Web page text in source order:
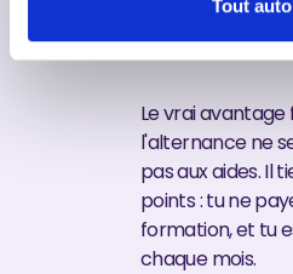
Tout
tu
salaire
Le vrai
l'alternance ne
pas aux aides. Il
points : tu ne
formation, et tu
chaque mois.